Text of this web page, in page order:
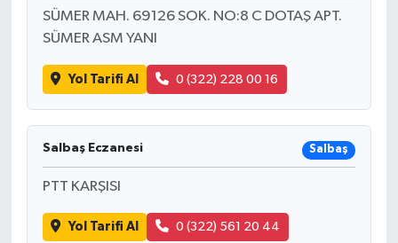
SÜMER MAH. 69126 SOK. NO:8 C DOTAŞ APT.
SÜMER ASM YANI
Yol Tarifi Al 0 (322) 228 00 16
Salbaş Eczanesi Salbaş
PTT KARŞISI
Yol Tarifi Al 0 (322) 561 20 44